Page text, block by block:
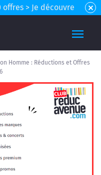
> Je découvre
Homme : Réductions et Offres